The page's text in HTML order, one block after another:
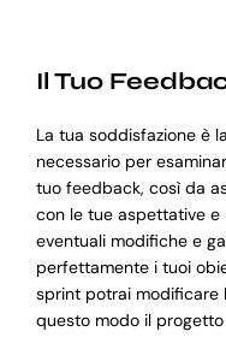
Il Tuo
La tua soddisfazione è
necessario per
tuo feedback, così da
con le tue aspettative e
eventuali modifiche e
perfettamente i tuoi
sprint potrai modificare
questo modo il